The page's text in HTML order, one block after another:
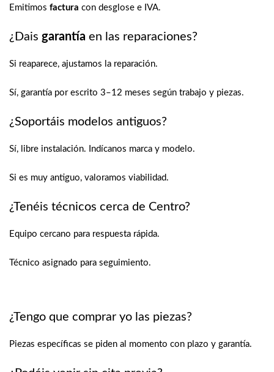
Emitimos factura con desglose e IVA.
¿Dais garantía en las reparaciones?
Si reaparece, ajustamos la reparación.
Sí, garantía por escrito 3–12 meses según trabajo y piezas.
¿Soportáis modelos antiguos?
Sí, libre instalación. Indícanos marca y modelo.
Si es muy antiguo, valoramos viabilidad.
¿Tenéis técnicos cerca de Centro?
Equipo cercano para respuesta rápida.
Técnico asignado para seguimiento.
¿Tengo que comprar yo las piezas?
Piezas específicas se piden al momento con plazo y garantía.